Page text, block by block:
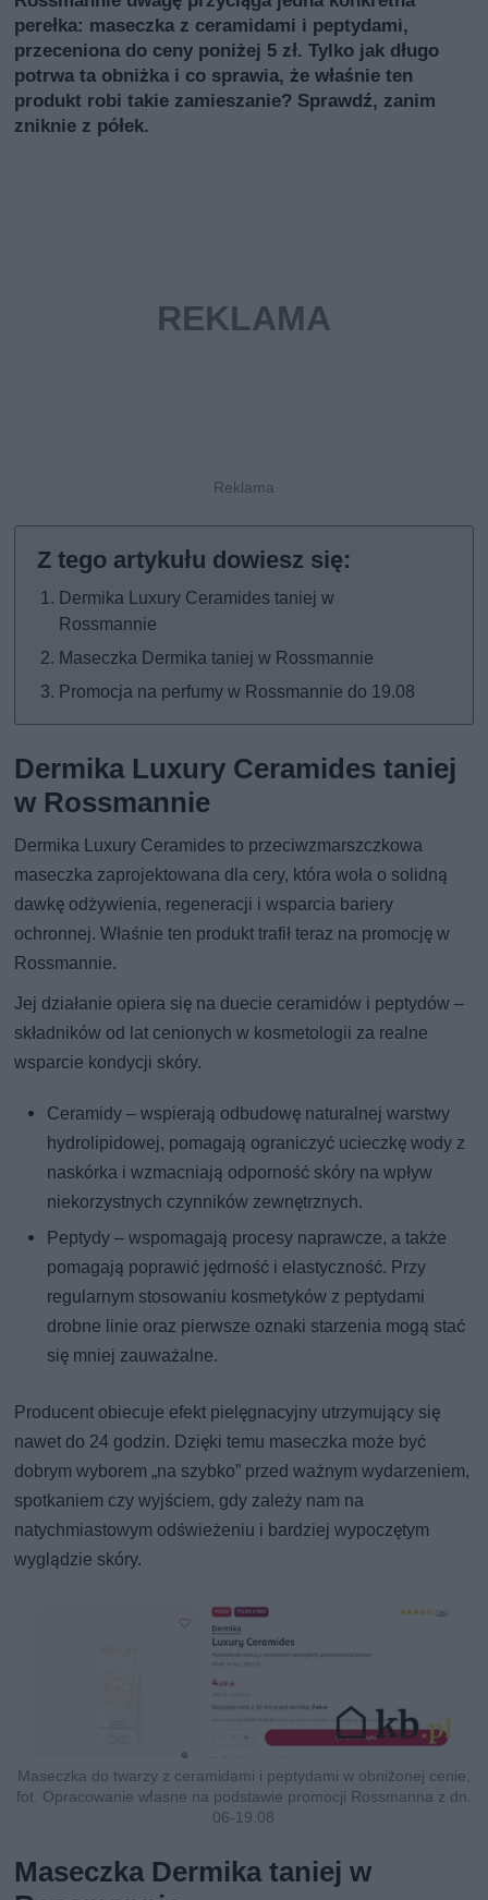
perełka: maseczka z ceramidami i peptydami,
przeceniona do ceny poniżej 5 zł. Tylko jak długo
potrwa ta obniżka i co sprawia, że właśnie ten
produkt robi takie zamieszanie? Sprawdź, zanim
zniknie z półek.
Dermika Luxury Ceramides taniej w
Rossmannie
Maseczka Dermika taniej w Rossmannie
Promocja na perfumy w Rossmannie do 19.08
Dermika Luxury Ceramides taniej
w Rossmannie
Dermika Luxury Ceramides to przeciwzmarszczkowa
maseczka zaprojektowana dla cery, która woła o solidną
dawkę odżywienia, regeneracji i wsparcia bariery
ochronnej. Właśnie ten produkt trafił teraz na promocję w
Rossmannie.
Jej działanie opiera się na duecie ceramidów i peptydów –
składników od lat cenionych w kosmetologii za realne
wsparcie kondycji skóry.
Ceramidy – wspierają odbudowę naturalnej warstwy
hydrolipidowej, pomagają ograniczyć ucieczkę wody z
naskórka i wzmacniają odporność skóry na wpływ
niekorzystnych czynników zewnętrznych.
Peptydy – wspomagają procesy naprawcze, a także
pomagają poprawić jędrność i elastyczność. Przy
regularnym stosowaniu kosmetyków z peptydami
drobne linie oraz pierwsze oznaki starzenia mogą stać
się mniej zauważalne.
Producent obiecuje efekt pielęgnacyjny utrzymujący się
nawet do 24 godzin. Dzięki temu maseczka może być
dobrym wyborem „na szybko” przed ważnym wydarzeniem,
spotkaniem czy wyjściem, gdy zależy nam na
natychmiastowym odświeżeniu i bardziej wypoczętym
wyglądzie skóry.
Maseczka do twarzy z ceramidami i peptydami w obniżonej cenie,
fot. Opracowanie własne na podstawie promocji Rossmanna z dn.
06-19.08
Maseczka Dermika taniej w